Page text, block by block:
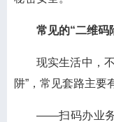
常见的“二维码
现实生活中，
阱”，常见套路主要
——扫码办业务